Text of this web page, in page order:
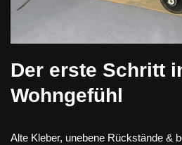
Der erste Schritt
Wohngefühl
Alte Kleber, unebene Rückstände &